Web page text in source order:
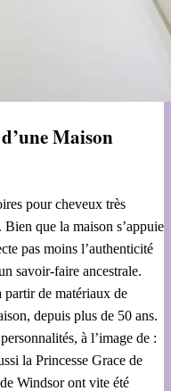
Maison
pour cheveux très
que la maison s’appuie
pas moins l’authenticité
savoir-faire ancestrale.
partir de matériaux de
depuis plus de 50 ans.
à l’image de :
la Princesse Grace de
Windsor ont vite été